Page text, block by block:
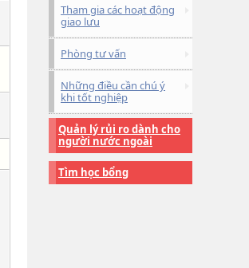
Tham gia các hoạt động
giao lưu
Phòng tư vấn
Những điều cần chú ý
khi tốt nghiệp
Quản lý rủi ro dành cho
người nước ngoài
Tìm học bổng